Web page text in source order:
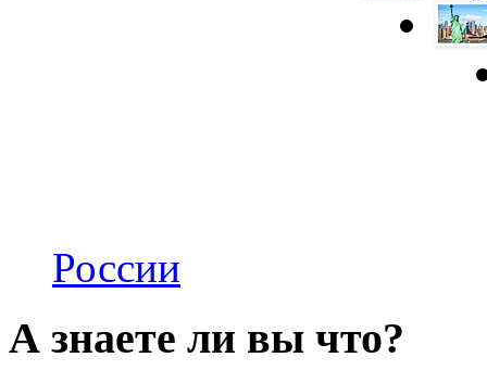
России
А знаете ли вы что?